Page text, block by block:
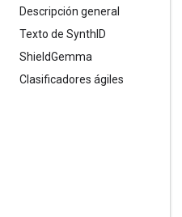
Descripción general
Texto de SynthID
ShieldGemma
Clasificadores ágiles